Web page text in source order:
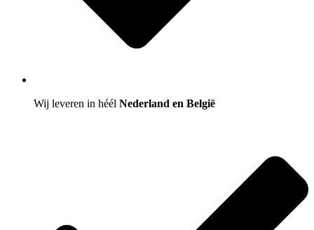
Wij leveren in héél Nederland en België